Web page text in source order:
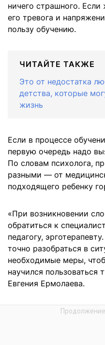
ничего страшного. Если
его тревога и
пользу обучению.
ЧИТАЙТЕ ТАКЖЕ
Это от недостатка
детства, которые
жизнь
Если в процессе
первую очередь надо
По словам психолога,
разными — от
подходящего ребенку
«При возникновении
обратиться к
педагогу,
точно разобраться в
необходимые меры,
научился пользоваться
Евгения Ермолаева.